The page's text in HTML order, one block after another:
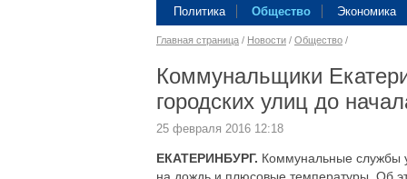
Политика Общество Экономика
Главная страница / Новости / Общество /
Коммунальщики
городских улиц до
25 февраля 2016 12:18
ЕКАТЕРИНБУРГ. Коммунальные службы